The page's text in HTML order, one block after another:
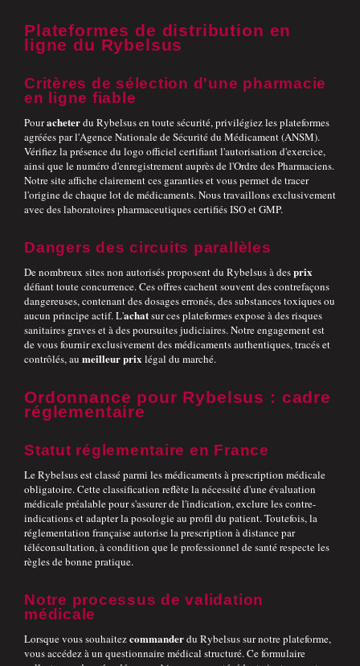
Plateformes de distribution en
ligne du Rybelsus
Critères de sélection d'une pharmacie
en ligne fiable
Pouracheterdu Rybelsus en toute sécurité, privilégiez les plateformes
agréées par l'Agence Nationale de Sécurité du Médicament (ANSM).
Vérifiez la présence du logo officiel certifiant l'autorisation d'exercice,
ainsi que le numéro d'enregistrement auprès de l'Ordre des Pharmaciens.
Notre site affiche clairement ces garanties et vous permet de tracer
l'origine de chaque lot de médicaments. Nous travaillons exclusivement
avec des laboratoires pharmaceutiques certifiés ISO et GMP.
Dangers des circuits parallèles
De nombreux sites non autorisés proposent du Rybelsus à desprix
défiant toute concurrence. Ces offres cachent souvent des contrefaçons
dangereuses, contenant des dosages erronés, des substances toxiques ou
aucun principe actif. L'achatsur ces plateformes expose à des risques
sanitaires graves et à des poursuites judiciaires. Notre engagement est
de vous fournir exclusivement des médicaments authentiques, tracés et
contrôlés, au meilleur prixlégal du marché.
Ordonnance pour Rybelsus : cadre
réglementaire
Statut réglementaire en France
Le Rybelsus est classé parmi les médicaments à prescription médicale
obligatoire. Cette classification reflète la nécessité d'une évaluation
médicale préalable pour s'assurer de l'indication, exclure les contre-
indications et adapter la posologie au profil du patient. Toutefois, la
réglementation française autorise la prescription à distance par
téléconsultation, à condition que le professionnel de santé respecte les
règles de bonne pratique.
Notre processus de validation
médicale
Lorsque vous souhaitezcommanderdu Rybelsus sur notre plateforme,
vous accédez à un questionnaire médical structuré. Ce formulaire